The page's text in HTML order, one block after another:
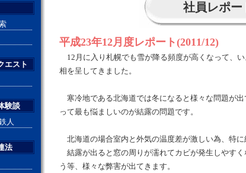
社員レポー
平成23年12月度レポート(2011/12)
12月に入り札幌でも雪が降る頻度が高くなって、
相を呈してきました。
寒冷地である北海道では冬になると様々な問題が出
って最も悩ましいのが結露の問題です。
北海道の場合室内と外気の温度差が激しい為、特に
結露が出ると窓の周りが濡れてカビが発生しやす
う等、様々な弊害が出てきます。
エスト
験談
人
法